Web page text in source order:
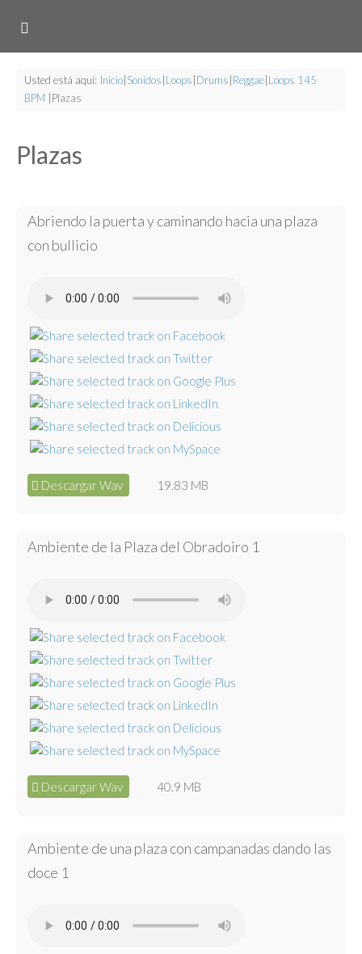
Usted está aquí: Inicio Sonidos Loops Drums Reggae Loops 145
BPM
Plazas
Plazas
Abriendo la puerta y caminando hacia una plaza
con bullicio
Descargar Wav 19.83 MB
Ambiente de la Plaza del Obradoiro 1
Descargar Wav 40.9 MB
Ambiente de una plaza con campanadas dando las
doce 1